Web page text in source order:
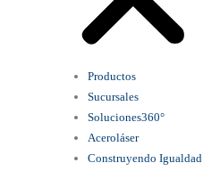
Productos
Sucursales
Soluciones360°
Aceroláser
Construyendo Igualdad